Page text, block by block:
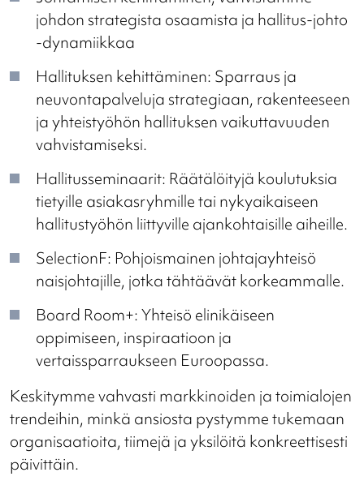
johdon strategista osaamista ja hallitus-johto
-dynamiikkaa
Hallituksen kehittäminen: Sparraus ja
neuvontapalveluja strategiaan, rakenteeseen
ja yhteistyöhön hallituksen vaikuttavuuden
vahvistamiseksi.
Hallitusseminaarit: Räätälöityjä koulutuksia
tietyille asiakasryhmille tai nykyaikaiseen
hallitustyöhön liittyville ajankohtaisille aiheille.
SelectionF: Pohjoismainen johtajayhteisö
naisjohtajille, jotka tähtäävät korkeammalle.
Board Room+: Yhteisö elinikäiseen
oppimiseen, inspiraatioon ja
vertaissparraukseen Euroopassa.
Keskitymme vahvasti markkinoiden ja toimialojen
trendeihin, minkä ansiosta pystymme tukemaan
organisaatioita, tiimejä ja yksilöitä konkreettisesti
päivittäin.